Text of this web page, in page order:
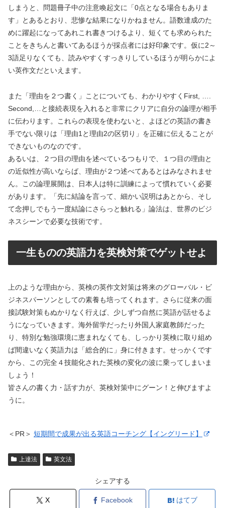
しまうと、問題冊子中の注意喚起文に「0点となる場合もありま
す」とあるとおり、悲惨な結果になりかねません。語数達成のた
めに躍起になってあれこれ書きつけるより、短くても求められた
ことをきちんと書いてあるほうが採点者には好印象です。仮に2～
3語足りなくても、読みやすくすっきりしているほうが明らかによ
い英作文だといえます。
また「理由を２つ書く」ことについても、わかりやすくFirst, ….
Second,…と接続表現を入れると非常にクリアに自分の論理が相手
に伝わります。これらの表現を使わないと、よほどの英語の書き
手でない限りは「理由1と理由2の区切り」を正確に伝えることが
できないものなのです。
あるいは、２つ目の理由を述べているつもりで、１つ目の理由と
の近似性が高いならば、理由が２つ述べてあるとはみなされませ
ん。この論理展開は、日本人は特に訓練によって慣れていく必要
があります。「先に結論を言って、細かい説明はあとから、そし
て念押しでもう一度結論にさらっと触れる」論法は、世界のビジ
ネスシーンで必要な技術です。
一生ものの英語力を英検対策でゲットせよ
上のような理由から、英検の英作文対策は将来のグローバル・ビ
ジネスパーソンとしての素養も培ってくれます。さらに従来の面
接試験対策もぬかりなく行えば、少しずつ自然に英語が話せるよ
うになっていきます。海外留学だったり外国人家庭教師だった
り、特別な勉強環境に恵まれなくても、しっかり英検に取り組め
ば間違いなく英語力は「総合的に」身に付きます。せっかくです
から、この完全４技能化された英検の変化の波に乗ってしまいま
しょう！
皆さんの書く力・話す力が、英検対策中にグーン！と伸びますよ
うに。
＜PR＞ 短期間で成果が出る英語コーチング【イングリード】
上達法 英文法
シェアする
X Facebook はてブ